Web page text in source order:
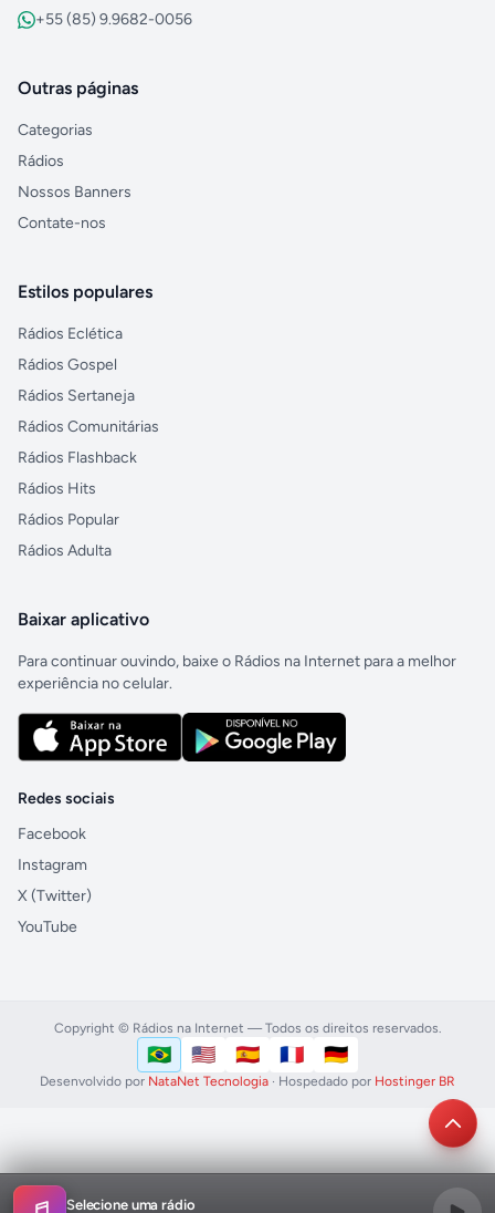
+55 (85) 9.9682-0056
Outras páginas
Categorias
Rádios
Nossos Banners
Contate-nos
Estilos populares
Rádios Eclética
Rádios Gospel
Rádios Sertaneja
Rádios Comunitárias
Rádios Flashback
Rádios Hits
Rádios Popular
Rádios Adulta
Baixar aplicativo
Para continuar ouvindo, baixe o Rádios na Internet para a melhor
experiência no celular.
Redes sociais
Facebook
Instagram
X (Twitter)
YouTube
Copyright © Rádios na Internet — Todos os direitos reservados.
Idioma
🇧🇷Português (Brasil)
🇺🇸English (US)
🇪🇸Español
🇫🇷Français
🇩🇪Deutsch
Desenvolvido por NataNet Tecnologia · Hospedado por Hostinger BR
Selecione uma rádio